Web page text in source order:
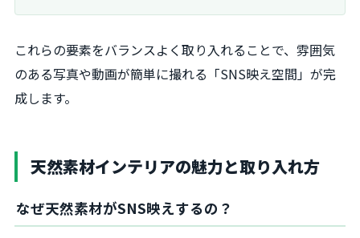
これらの要素をバランスよく取り入れることで、雰囲気
のある写真や動画が簡単に撮れる「SNS映え空間」が完
成します。
天然素材インテリアの魅力と取り入れ方
なぜ天然素材がSNS映えするの？